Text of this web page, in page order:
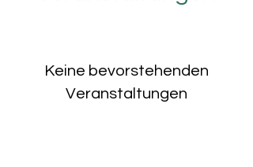
Keine bevorstehenden
Veranstaltungen